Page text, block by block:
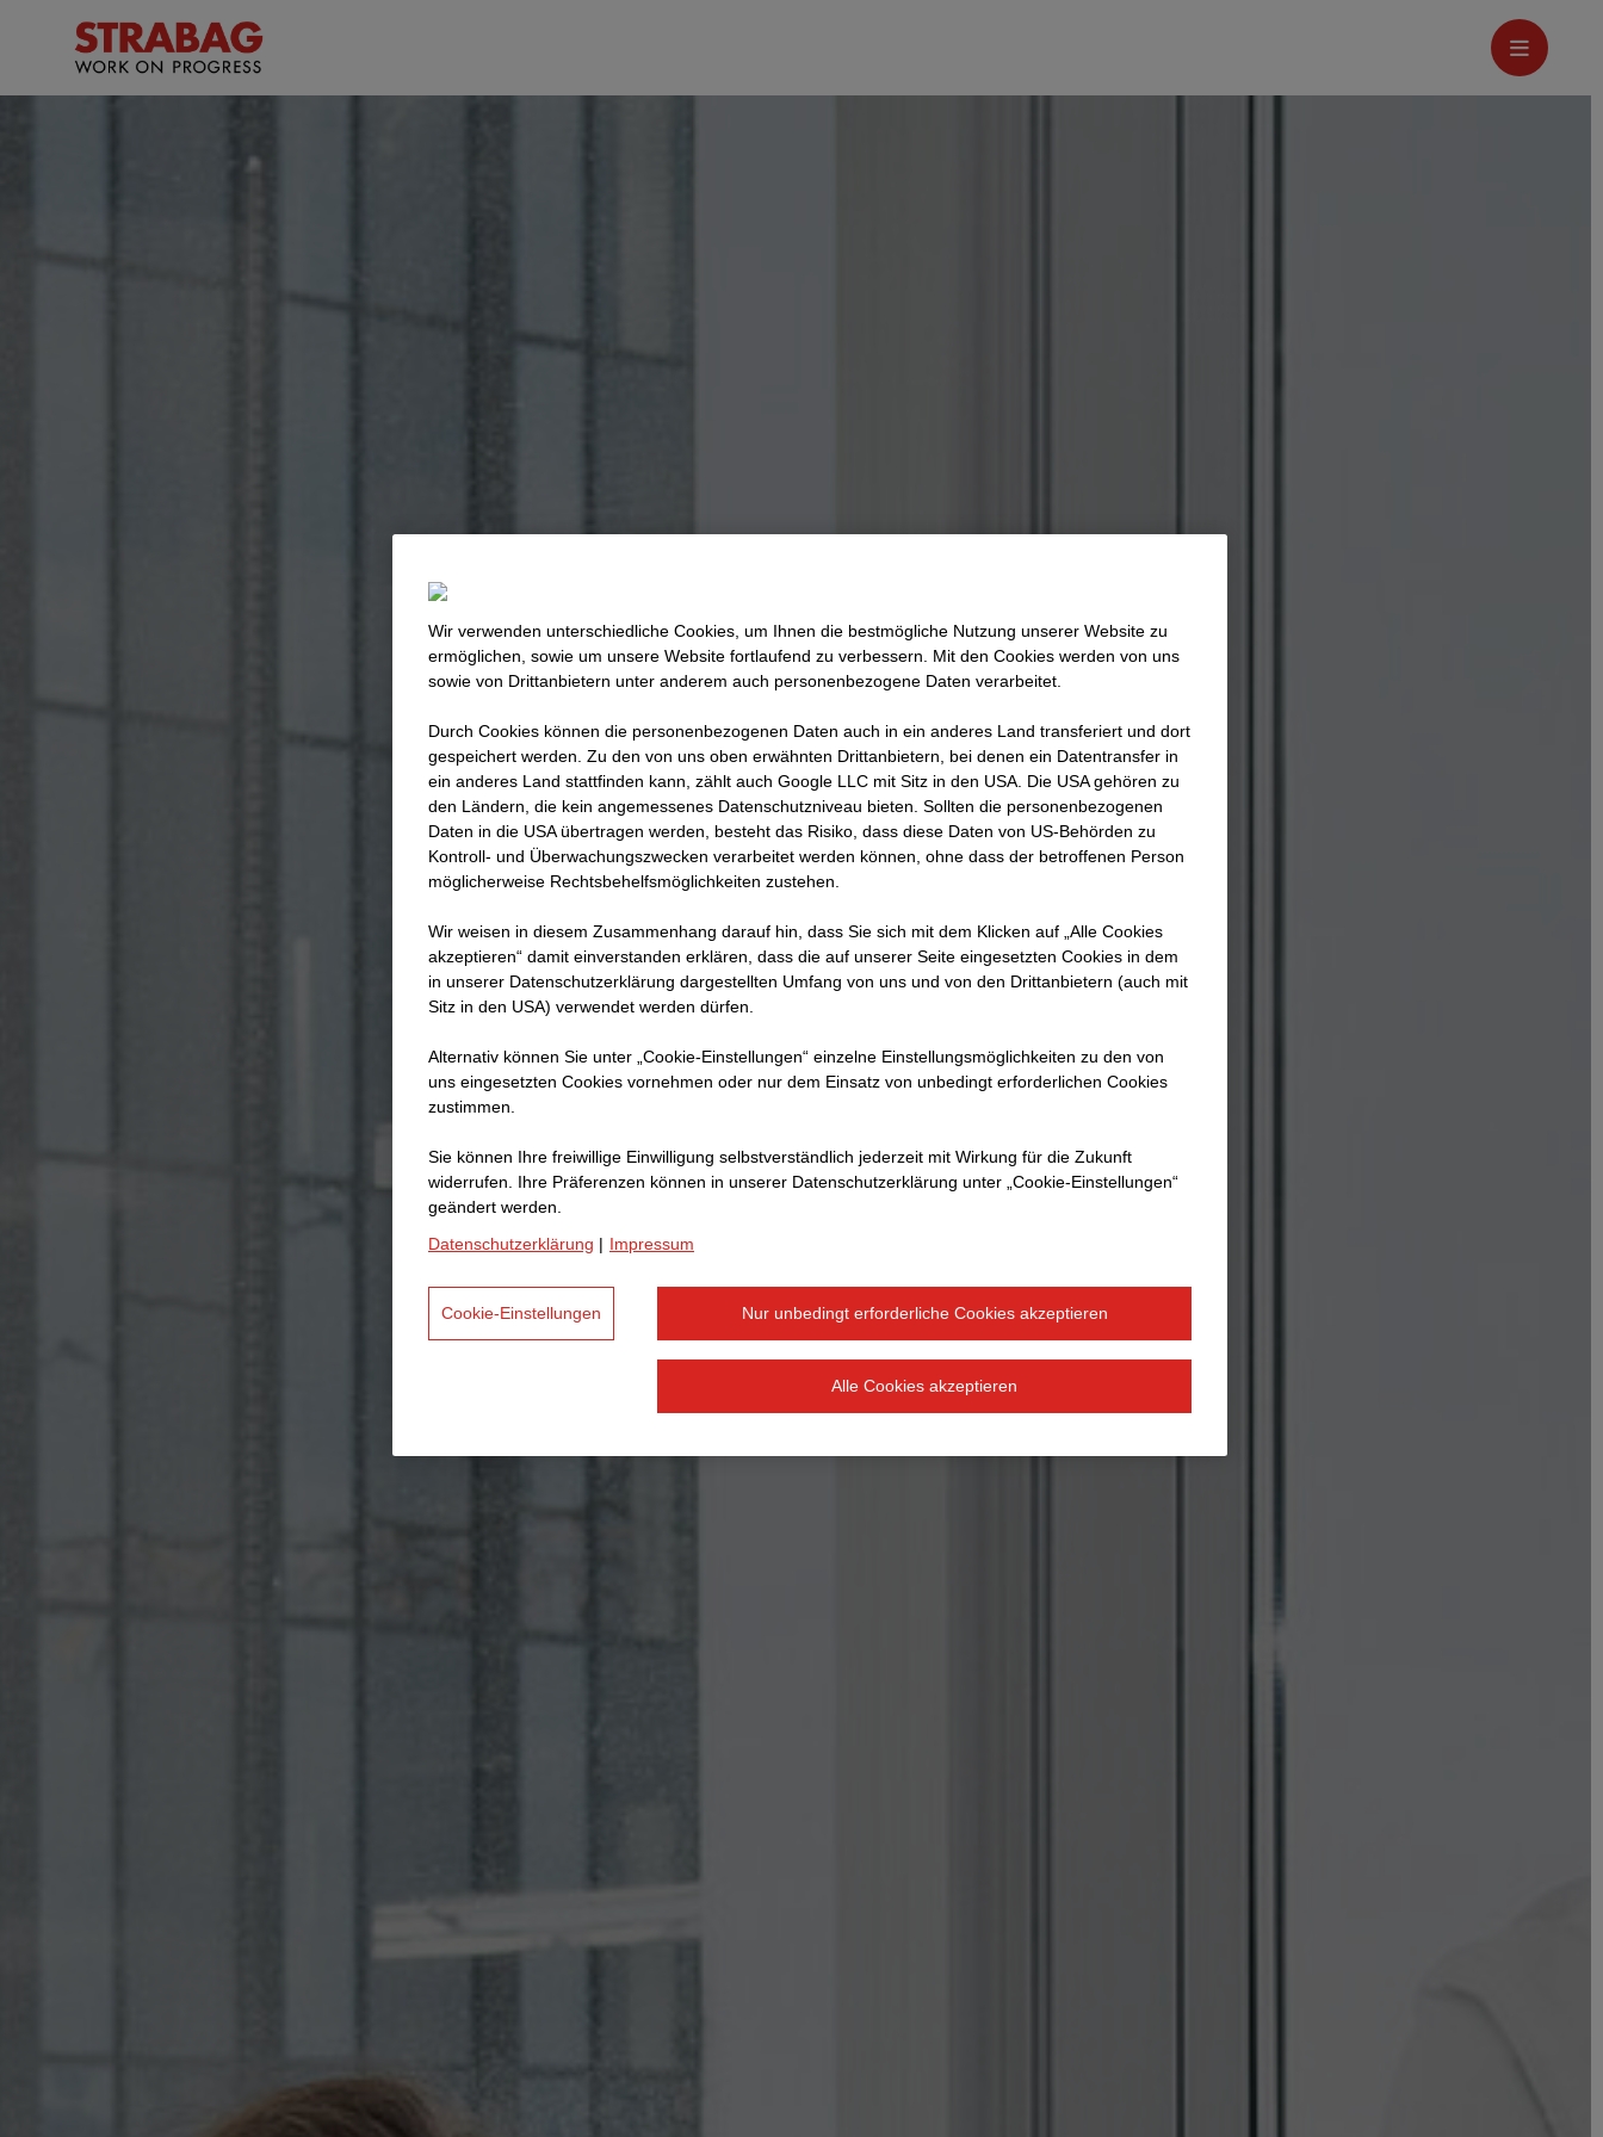
Wir verwenden unterschiedliche Cookies, um Ihnen die best­mögliche Nutzung unserer Website zu
ermöglichen, sowie um unsere Website fortlaufend zu verbessern. Mit den Cookies werden von uns
sowie von Drittanbietern unter anderem auch personenbezogene Daten verarbeitet.
Durch Cookies können die personenbezogenen Daten auch in ein anderes Land transferiert und dort
gespeichert werden. Zu den von uns oben erwähnten Drittanbietern, bei denen ein Datentransfer in
ein anderes Land stattfinden kann, zählt auch Google LLC mit Sitz in den USA. Die USA gehören zu
den Ländern, die kein angemessenes Datenschutzniveau bieten. Sollten die personenbezogenen
Daten in die USA übertragen werden, besteht das Risiko, dass diese Daten von US-Behörden zu
Kontroll- und Überwachungszwecken verarbeitet werden können, ohne dass der betroffenen Person
möglicherweise Rechtsbehelfsmöglichkeiten zustehen.
Wir weisen in diesem Zusammenhang darauf hin, dass Sie sich mit dem Klicken auf „Alle Cookies
akzeptieren“ damit ein­ver­standen erklären, dass die auf unserer Seite eingesetzten Cookies in dem
in unserer Datenschutzerklärung dargestellten Umfang von uns und von den Drittanbietern (auch mit
Sitz in den USA) verwendet werden dürfen.
Alternativ können Sie unter „Cookie-Einstellungen“ einzelne Einstellungsmöglichkeiten zu den von
uns eingesetzten Cookies vornehmen oder nur dem Einsatz von unbedingt erforderlichen Cookies
zustimmen.
Sie können Ihre freiwillige Einwilligung selbstverständlich jederzeit mit Wirkung für die Zukunft
widerrufen. Ihre Prä­fe­renzen können in unserer Datenschutzerklärung unter „Cookie-Einstellungen“
geändert werden.
Datenschutzerklärung | Impressum
Cookie-Einstellungen Nur unbedingt erforderliche Cookies akzeptieren
Alle Cookies akzeptieren